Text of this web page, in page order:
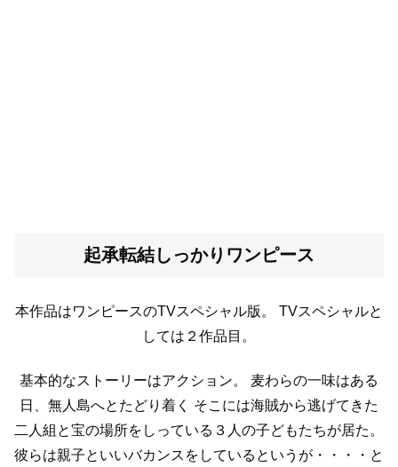
起承転結しっかりワンピース
本作品はワンピースのTVスペシャル版。
TVスペシャルと
しては２作品目。
基本的なストーリーはアクション。
麦わらの一味はある
日、無人島へとたどり着く
そこには海賊から逃げてきた
二人組と宝の場所をしっている３人の子どもたちが居た。
彼らは親子といいバカンスをしているというが・・・・と